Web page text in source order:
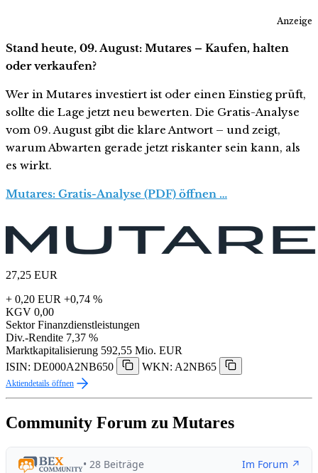
Anzeige
Stand heute, 09. August: Mutares – Kaufen, halten
oder verkaufen?
Wer in Mutares investiert ist oder einen Einstieg prüft,
sollte die Lage jetzt neu bewerten. Die Gratis-Analyse
vom 09. August gibt die klare Antwort – und zeigt,
warum Abwarten gerade jetzt riskanter sein kann, als
es wirkt.
Mutares: Gratis-Analyse (PDF) öffnen …
27,25 EUR
+ 0,20 EUR +0,74 %
KGV 0,00
Sektor Finanzdienstleistungen
Div.-Rendite 7,37 %
Marktkapitalisierung 592,55 Mio. EUR
ISIN: DE000A2NB650
WKN: A2NB65
Aktiendetails öffnen
Community Forum zu Mutares